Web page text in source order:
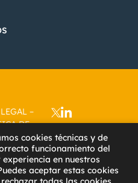
–
DE
–
DE
–
–
cookies técnicas y de
funcionamiento del
en nuestros
aceptar estas cookies